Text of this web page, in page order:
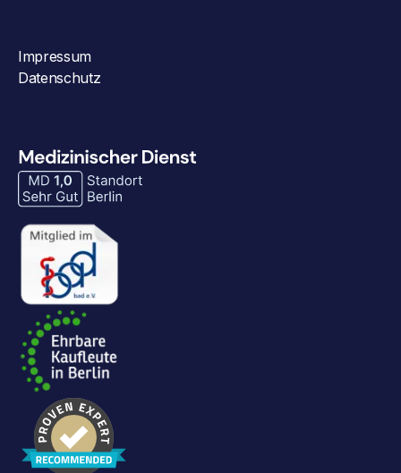
Impressum
Datenschutz